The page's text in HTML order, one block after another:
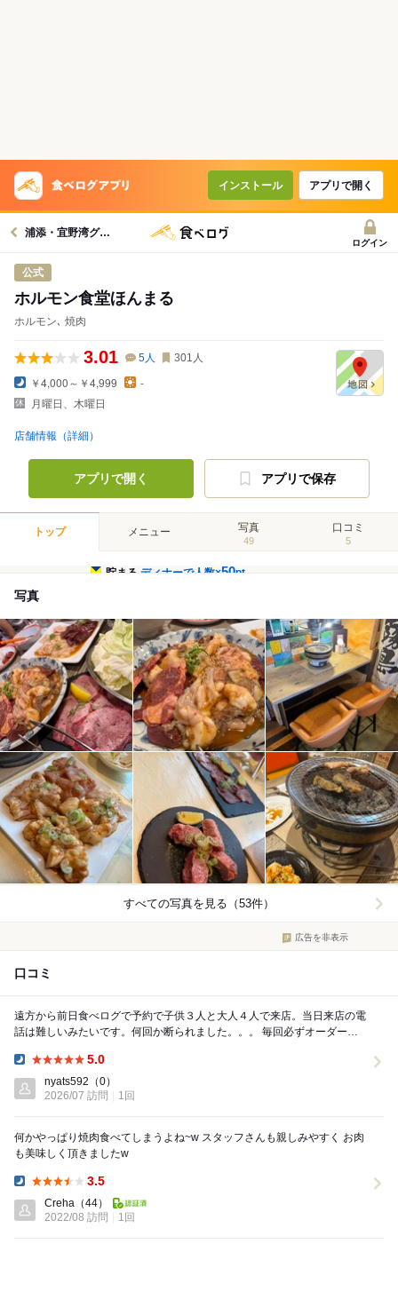
インストール アプリで開く
浦添・宜野湾グルメへ
ログイン
公式
ホルモン食堂ほんまる
ホルモン､ 焼肉
3.01 5人 301 人
￥4,000～￥4,999
-
月曜日、木曜日
店舗情報（詳細）
アプリで開く アプリで保存
トップ メニュー 写真
49
口コミ
5
貯まるディナーで人数×50pt
写真
すべての写真を見る（53件）
広告を非表示
口コミ
遠方から前日食べログで予約で子供３人と大人４人で来店。当日来店の電
話は難しいみたいです。何回か断られました。。。 毎回必ずオーダーす
5.0
nyats592 （0）
2026/07 訪問
1回
何かやっぱり焼肉食べてしまうよね~w スタッフさんも親しみやすく お肉
も美味しく頂きましたw
3.5
Creha （44）
2022/08 訪問
1回